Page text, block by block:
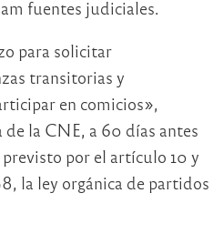
fuentes judiciales.
para solicitar
transitorias y
en comicios»,
de la CNE, a 60 días antes
por el artículo 10 y
la ley orgánica de partidos